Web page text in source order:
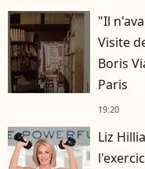
"Il
Visite
Boris
Paris
19:20
Liz